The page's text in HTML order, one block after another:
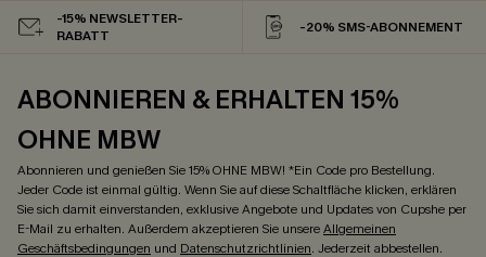
-15% NEWSLETTER-
RABATT
-20% SMS-ABONNEMENT
ABONNIEREN & ERHALTEN 15%
OHNE MBW
Abonnieren und genießen Sie 15% OHNE MBW! *Ein Code pro Bestellung.
Jeder Code ist einmal gültig. Wenn Sie auf diese Schaltfläche klicken, erklären
Sie sich damit einverstanden, exklusive Angebote und Updates von Cupshe per
E-Mail zu erhalten. Außerdem akzeptieren Sie unsereAllgemeinen
Geschäftsbedingungen und Datenschutzrichtlinien. Jederzeit abbestellen.